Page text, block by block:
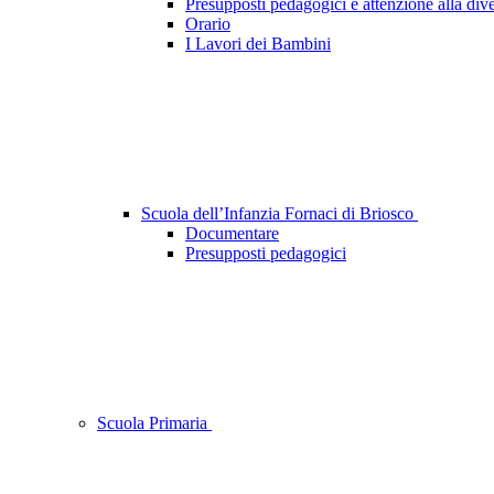
Presupposti pedagogici e attenzione alla
Orario
I Lavori dei Bambini
Scuola dell’Infanzia Fornaci di Briosco
Documentare
Presupposti pedagogici
Scuola Primaria